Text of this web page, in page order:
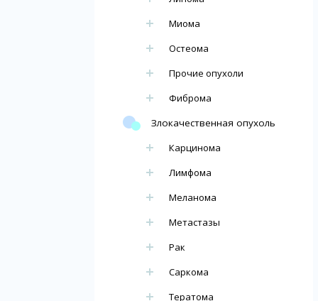
Миома
Остеома
Прочие опухоли
Фиброма
Злокачественная опухоль
Карцинома
Лимфома
Меланома
Метастазы
Рак
Саркома
Тератома